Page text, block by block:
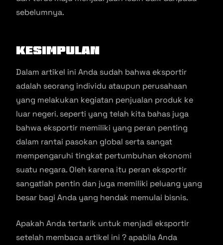
sebelumnya.
Kesimpulan
Dalam artikel ini Anda sudah bahwa eksportir
adalah seorang individu ataupun perusahaan
yang melakukan kegiatan penjualan produk ke
luar negeri. seperti yang telah kita bahas juga
bahwa eksportir memiliki yang peran penting
dalam rantai pasokan global serta sangat
mempengaruhi tingkat pertumbuhan ekonomi
suatu negara. Oleh karena itu peran eksportir
sangatlah pentin dan juga memiliki peluang yang
besar bagi Anda yang hendak memulai bisnis.
Apakah Anda tertarik untuk menjadi eksportir
setelah membaca artikel ini ? apabila Anda